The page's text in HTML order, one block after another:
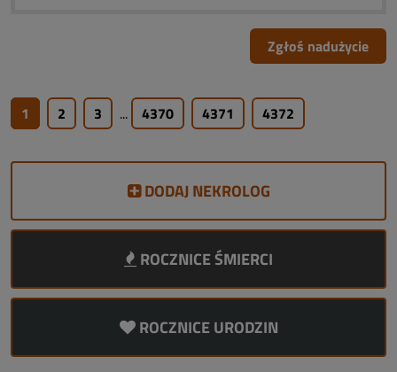
Zgłoś nadużycie
1 2 3 ... 4370 4371 4372
DODAJ NEKROLOG
ROCZNICE ŚMIERCI
ROCZNICE URODZIN